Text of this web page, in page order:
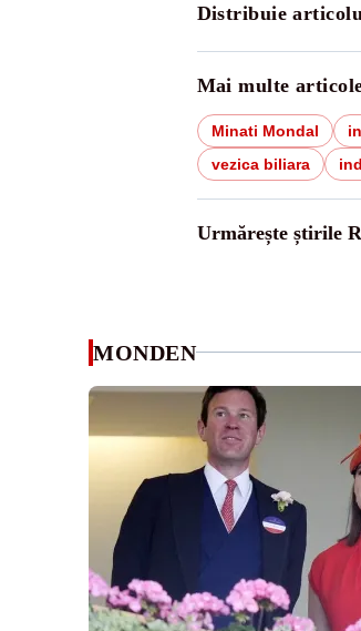
Distribuie
Mai multe
Minati Mondal
vezica biliara
Urmărește știrile
MONDEN